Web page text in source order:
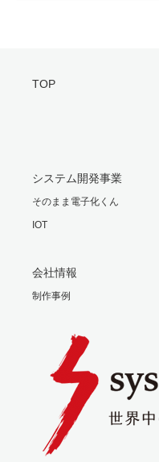
TOP
システム開発事業
そのまま電子化くん
IOT
会社情報
制作事例